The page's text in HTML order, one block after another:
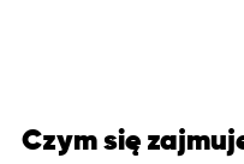
Czym się